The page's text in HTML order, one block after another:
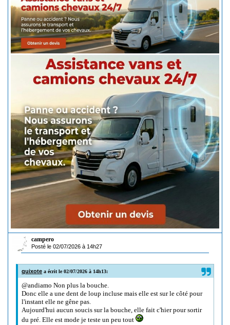
campero
Posté le 02/07/2026 à 14h27
quixote a écrit le 02/07/2026 à 14h13:
@andiamo Non plus la bouche.
Donc elle a une dent de loup incluse mais elle est sur le côté pour
l'instant elle ne gêne pas.
Aujourd'hui aucun soucis sur la bouche, elle fait c'hier pour sortir
du pré. Elle est mode je teste un peu tout